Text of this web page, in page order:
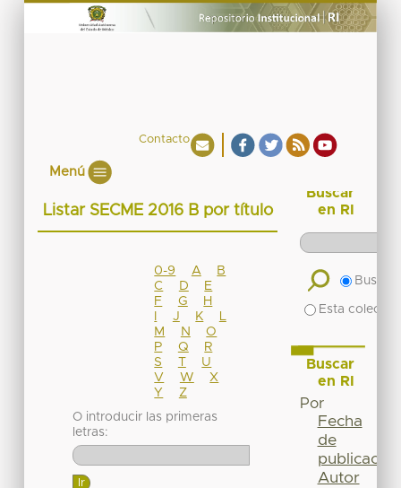
Contacto
Menú
Listar SECME 2016 B por título
0-9 A
B
C
D
E
F
G
H
J K
M
N
O
P
Q
R
S
T
U
V
W
X
Y
Z
O introducir las primeras
letras:
Buscar
en RI
Buscar
Esta
Buscar
en RI
Por
Fecha
de
publicación
Autor